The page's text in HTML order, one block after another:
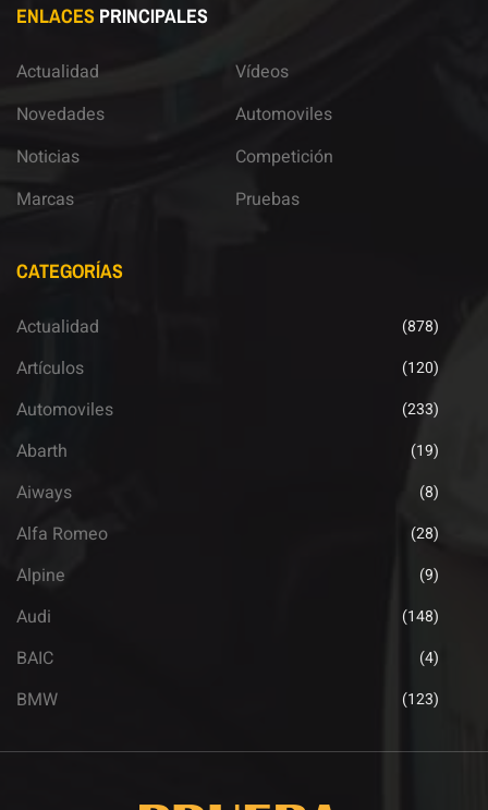
ENLACES PRINCIPALES
Actualidad
Novedades
Noticias
Marcas
Vídeos
Automoviles
Competición
Pruebas
CATEGORÍAS
Actualidad (878)
Artículos (120)
Automoviles (233)
Abarth (19)
Aiways (8)
Alfa Romeo (28)
Alpine (9)
Audi (148)
BAIC (4)
BMW (123)